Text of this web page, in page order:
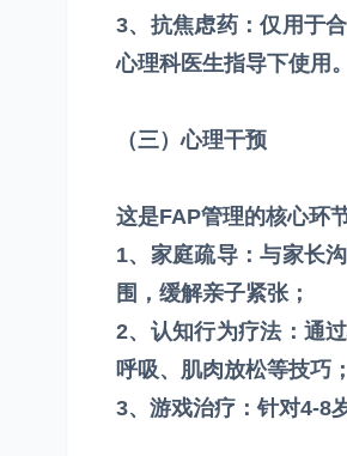
3、抗焦虑药：仅用于
心理科医生指导下使用。
（三）心理干预
这是FAP管理的核心环
1、家庭疏导：与家长
围，缓解亲子紧张；
2、认知行为疗法：通
呼吸、肌肉放松等技巧；
3、游戏治疗：针对4-8